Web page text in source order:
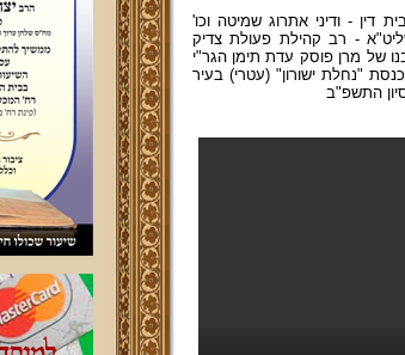
דין - ודיני אתרוג שמיטה וכו'
- רב קהילת פעולת צדיק
של מרן פוסק עדת תימן הגר"י
"נחלת ישורון" (עטרי) בעיר
התשפ"ב